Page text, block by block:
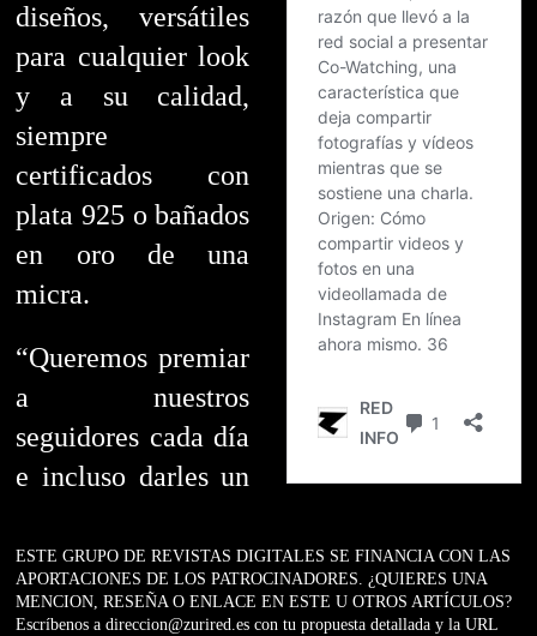
diseños, versátiles
para cualquier look
y a su calidad,
siempre
certificados con
plata 925 o bañados
en oro de una
micra.
“Queremos premiar
a nuestros
seguidores cada día
e incluso darles un
ESTE GRUPO DE REVISTAS DIGITALES SE FINANCIA CON LAS
APORTACIONES DE LOS PATROCINADORES. ¿QUIERES UNA
MENCION, RESEÑA O ENLACE EN ESTE U OTROS ARTÍCULOS?
Escríbenos a direccion@zurired.es con tu propuesta detallada y la URL